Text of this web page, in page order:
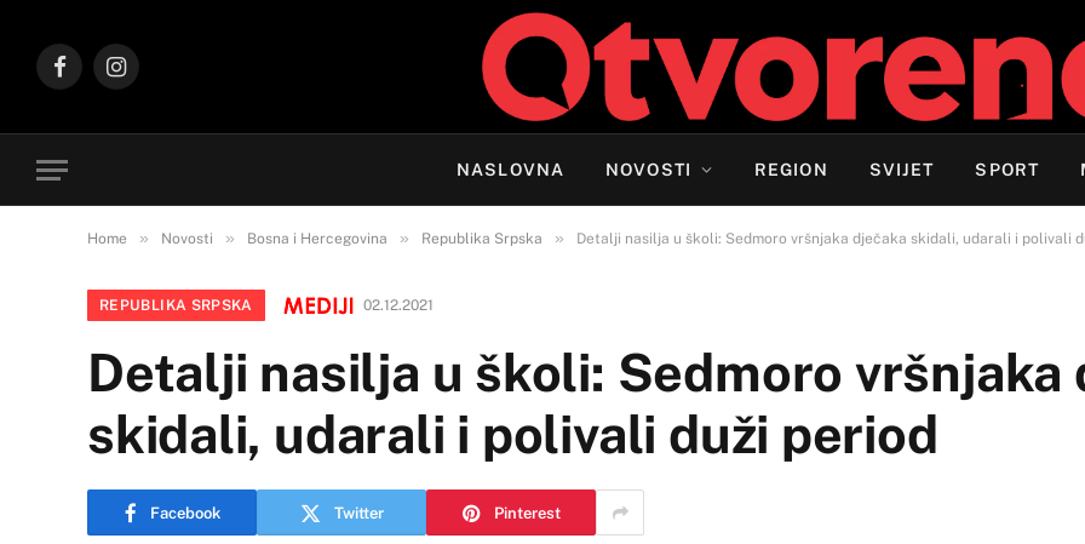
FacebookInstagram
NASLOVNA NOVOSTI REGION SVIJET SPORT
Home » Novosti » Bosna i Hercegovina » Republika Srpska » Detalji nasilja u školi: Sedmoro vršnjaka dječaka skidali, udarali i polivali
REPUBLIKA SRPSKA 02.12.2021
Detalji nasilja u školi: Sedmoro vršnjaka
skidali, udarali i polivali duži period
Facebook Twitter Pinterest